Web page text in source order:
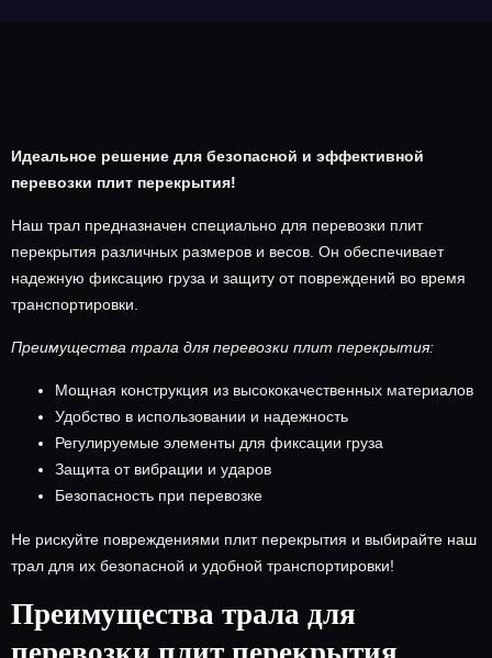
Идеальное решение для безопасной и эффективной
перевозки плит перекрытия!
Наш трал предназначен специально для перевозки плит
перекрытия различных размеров и весов. Он обеспечивает
надежную фиксацию груза и защиту от повреждений во время
транспортировки.
Преимущества трала для перевозки плит перекрытия:
Мощная конструкция из высококачественных материалов
Удобство в использовании и надежность
Регулируемые элементы для фиксации груза
Защита от вибрации и ударов
Безопасность при перевозке
Не рискуйте повреждениями плит перекрытия и выбирайте наш
трал для их безопасной и удобной транспортировки!
Преимущества трала для